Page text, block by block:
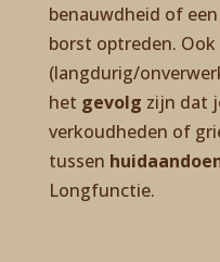
benauwdheid of
borst optreden.
(langdurig/
het gevolg zijn dat
verkoudheden of
tussen
Longfunctie.